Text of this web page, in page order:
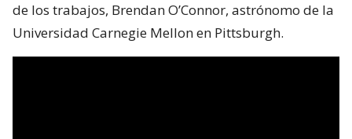
de los trabajos, Brendan O’Connor, astrónomo de la
Universidad Carnegie Mellon en Pittsburgh.